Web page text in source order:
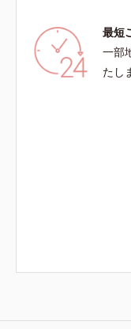
最短
一部
たし